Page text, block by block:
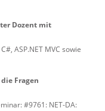
Dozent mit
ASP.NET MVC sowie
Fragen
#9761: NET-DA: